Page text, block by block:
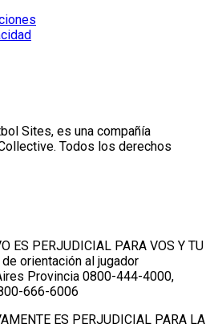
Sites, es una compañía
Todos los derechos
ES PERJUDICIAL PARA VOS Y TU
orientación al jugador
Provincia 0800-444-4000,
666-6006
ES PERJUDICIAL PARA LA